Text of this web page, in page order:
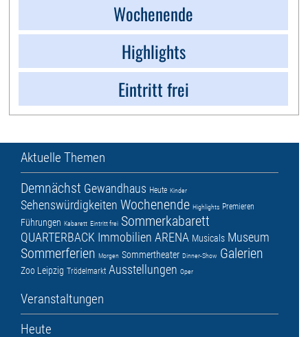
Wochenende
Highlights
Eintritt frei
Aktuelle Themen
Demnächst Gewandhaus Heute Kinder
Sehenswürdigkeiten Wochenende Highlights Premieren
Führungen Kabarett Eintritt frei Sommerkabarett
QUARTERBACK Immobilien ARENA Musicals Museum
Sommerferien Morgen Sommertheater Dinner-Show Galerien
Zoo Leipzig Trödelmarkt Ausstellungen Oper
Veranstaltungen
Heute